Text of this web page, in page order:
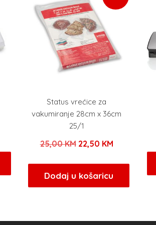
Status vrećice za
vakumiranje 28cm x 36cm
25/1
25,00KM Izvorna
bila
je:
22,50 KMTrenutna
je:
22,50 KM.
Dodaj u košaricu